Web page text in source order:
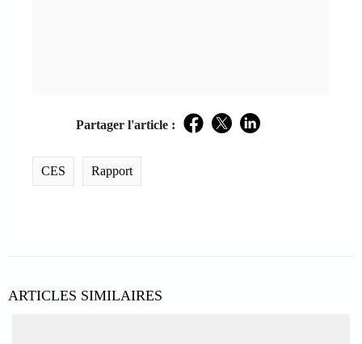
Partager l'article : Facebook
TwitterLinkedIn
CES Rapport
ARTICLES SIMILAIRES